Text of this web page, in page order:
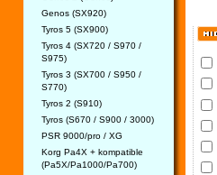
Genos (SX920)
Tyros 5 (SX900)
Tyros 4 (SX720 / S970 /
S975)
Tyros 3 (SX700 / S950 /
S770)
Tyros 2 (S910)
Tyros (S670 / S900 / 3000)
PSR 9000/pro / XG
Korg Pa4X + kompatible
(Pa5X/Pa1000/Pa700)